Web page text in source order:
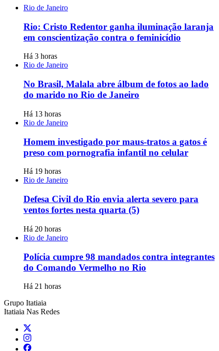
Rio de Janeiro
Rio: Cristo Redentor ganha iluminação laranja
em conscientização contra o feminicídio
Há 3 horas
Rio de Janeiro
No Brasil, Malala abre álbum de fotos ao lado
do marido no Rio de Janeiro
Há 13 horas
Rio de Janeiro
Homem investigado por maus-tratos a gatos é
preso com pornografia infantil no celular
Há 19 horas
Rio de Janeiro
Defesa Civil do Rio envia alerta severo para
ventos fortes nesta quarta (5)
Há 20 horas
Rio de Janeiro
Polícia cumpre 98 mandados contra integrantes
do Comando Vermelho no Rio
Há 21 horas
Grupo Itatiaia
Itatiaia Nas Redes